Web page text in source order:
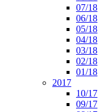
07/18
06/18
05/18
04/18
03/18
02/18
01/18
2017
10/17
09/17